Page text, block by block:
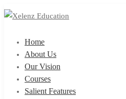
Home
About Us
Our Vision
Courses
Salient Features